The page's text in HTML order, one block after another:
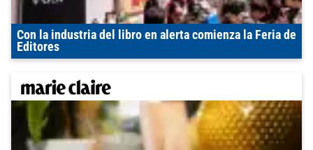
Con la industria del libro en alerta comienza la Feria de
Editores